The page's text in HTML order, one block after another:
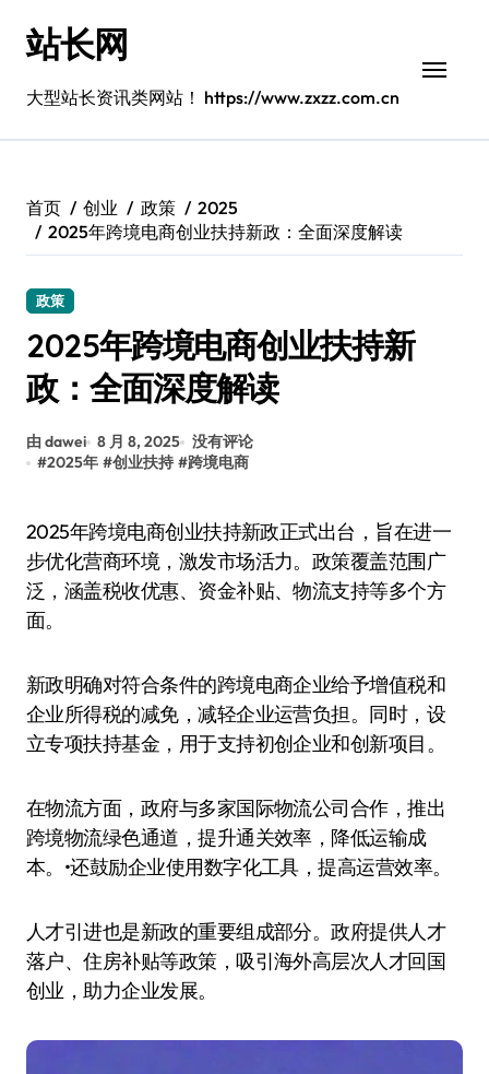
站长网
大型站长资讯类网站！ https://www.zxzz.com.cn
首页 创业 政策
2025
2025年跨境电商创业扶持新政：全面深度解读
政策
2025年跨境电商创业扶持新
政：全面深度解读
由 dawei 8 月 8, 2025 没有评论
#2025年 #创业扶持 #跨境电商
2025年跨境电商创业扶持新政正式出台，旨在进一
步优化营商环境，激发市场活力。政策覆盖范围广
泛，涵盖税收优惠、资金补贴、物流支持等多个方
面。
新政明确对符合条件的跨境电商企业给予增值税和
企业所得税的减免，减轻企业运营负担。同时，设
立专项扶持基金，用于支持初创企业和创新项目。
在物流方面，政府与多家国际物流公司合作，推出
跨境物流绿色通道，提升通关效率，降低运输成
本。•还鼓励企业使用数字化工具，提高运营效率。
人才引进也是新政的重要组成部分。政府提供人才
落户、住房补贴等政策，吸引海外高层次人才回国
创业，助力企业发展。